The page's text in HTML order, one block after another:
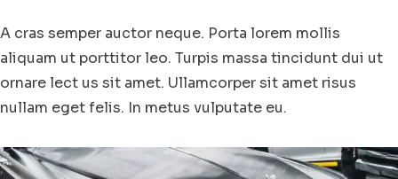
A cras semper auctor neque. Porta lorem mollis
aliquam ut porttitor leo. Turpis massa tincidunt dui ut
ornare lect us sit amet. Ullamcorper sit amet risus
nullam eget felis. In metus vulputate eu.